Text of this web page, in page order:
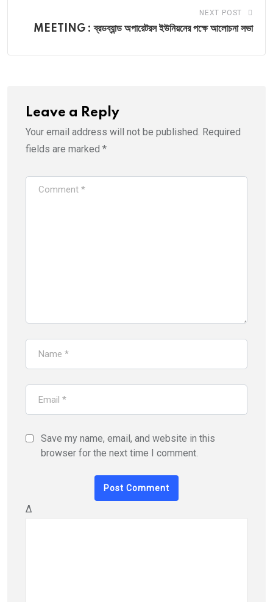
NEXT POST
MEETING : ব্রডব্যান্ড অপারেটরস ইউনিয়নের পক্ষে আলোচনা সভা
Leave a Reply
Your email address will not be published. Required
fields are marked *
Save my name, email, and website in this
browser for the next time I comment.
Δ